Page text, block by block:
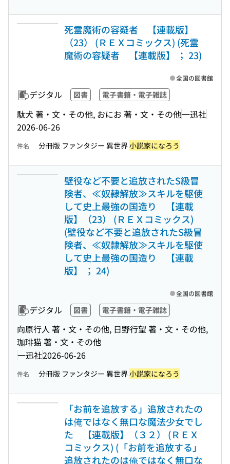
死霊魔術の容疑者 【連載版】
（23） (ＲＥＸコミックス) (死霊
魔術の容疑者 【連載版】 ； 23)
デジタル 図書 電子書籍・電子雑誌
駄犬 著・文・その他, おにお 著・文・その他一迅社
2026-06-26
全国の図書館
件名 分冊版 ファンタジー 異世界小説家になろう
壁役など不要と追放されたS級冒
険者、≪奴隷解放≫スキルを駆使
して史上最強の国造り 【連載
版】（23） (ＲＥＸコミックス)
(壁役など不要と追放されたS級冒
険者、≪奴隷解放≫スキルを駆使
して史上最強の国造り 【連載
版】 ； 24)
デジタル 図書 電子書籍・電子雑誌
向原行人 著・文・その他, 日野行望 著・文・その他,
珈琲猫 著・文・その他
一迅社2026-06-26
全国の図書館
件名 分冊版 ファンタジー 異世界小説家になろう
「お前を追放する」追放されたの
は俺ではなく無口な魔法少女でし
た 【連載版】（３２） (ＲＥＸ
コミックス) (「お前を追放する」
追放されたのは俺ではなく無口な